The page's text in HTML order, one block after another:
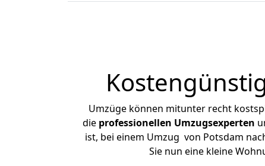
Umzüge können mitunter recht
die professionellen Umzugsexperten
ist, bei einem Umzug von Potsdam
Sie nun eine kleine